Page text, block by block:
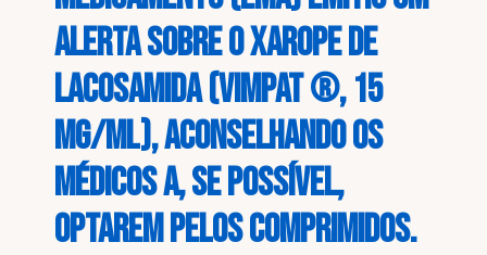
alerta sobre o xarope de
lacosamida (Vimpat ®, 15
mg/ml), aconselhando os
médicos a, se possível,
optarem pelos comprimidos.